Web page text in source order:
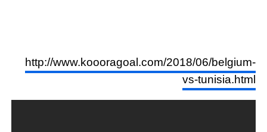
http://www.koooragoal.com/2018/06/belgium-
vs-tunisia.html